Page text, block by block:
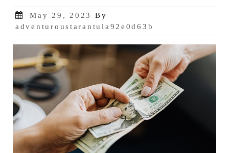
Posted
on
May 29, 2023
By
adventuroustarantula92e0d63b